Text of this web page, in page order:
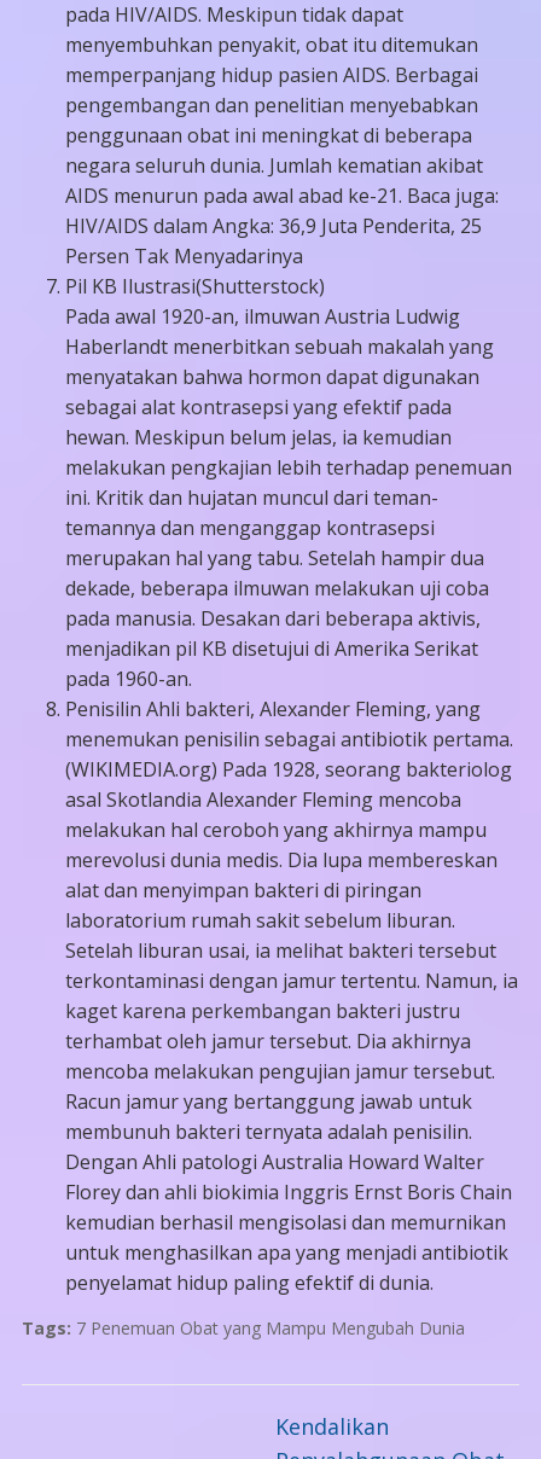
pada HIV/AIDS. Meskipun tidak dapat
menyembuhkan penyakit, obat itu ditemukan
memperpanjang hidup pasien AIDS. Berbagai
pengembangan dan penelitian menyebabkan
penggunaan obat ini meningkat di beberapa
negara seluruh dunia. Jumlah kematian akibat
AIDS menurun pada awal abad ke-21. Baca juga:
HIV/AIDS dalam Angka: 36,9 Juta Penderita, 25
Persen Tak Menyadarinya
Pil KB Ilustrasi(Shutterstock)
Pada awal 1920-an, ilmuwan Austria Ludwig
Haberlandt menerbitkan sebuah makalah yang
menyatakan bahwa hormon dapat digunakan
sebagai alat kontrasepsi yang efektif pada
hewan. Meskipun belum jelas, ia kemudian
melakukan pengkajian lebih terhadap penemuan
ini. Kritik dan hujatan muncul dari teman-
temannya dan menganggap kontrasepsi
merupakan hal yang tabu. Setelah hampir dua
dekade, beberapa ilmuwan melakukan uji coba
pada manusia. Desakan dari beberapa aktivis,
menjadikan pil KB disetujui di Amerika Serikat
pada 1960-an.
Penisilin Ahli bakteri, Alexander Fleming, yang
menemukan penisilin sebagai antibiotik pertama.
(WIKIMEDIA.org) Pada 1928, seorang bakteriolog
asal Skotlandia Alexander Fleming mencoba
melakukan hal ceroboh yang akhirnya mampu
merevolusi dunia medis. Dia lupa membereskan
alat dan menyimpan bakteri di piringan
laboratorium rumah sakit sebelum liburan.
Setelah liburan usai, ia melihat bakteri tersebut
terkontaminasi dengan jamur tertentu. Namun, ia
kaget karena perkembangan bakteri justru
terhambat oleh jamur tersebut. Dia akhirnya
mencoba melakukan pengujian jamur tersebut.
Racun jamur yang bertanggung jawab untuk
membunuh bakteri ternyata adalah penisilin.
Dengan Ahli patologi Australia Howard Walter
Florey dan ahli biokimia Inggris Ernst Boris Chain
kemudian berhasil mengisolasi dan memurnikan
untuk menghasilkan apa yang menjadi antibiotik
penyelamat hidup paling efektif di dunia.
Tags: 7 Penemuan Obat yang Mampu Mengubah Dunia
Kendalikan